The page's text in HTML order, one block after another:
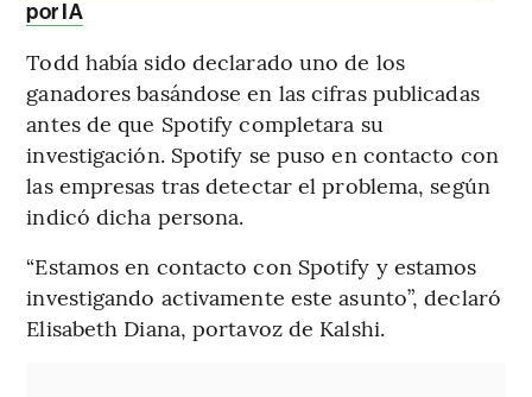
por IA
Todd había sido declarado uno de los
ganadores basándose en las cifras publicadas
antes de que Spotify completara su
investigación. Spotify se puso en contacto con
las empresas tras detectar el problema, según
indicó dicha persona.
“Estamos en contacto con Spotify y estamos
investigando activamente este asunto”, declaró
Elisabeth Diana, portavoz de Kalshi.